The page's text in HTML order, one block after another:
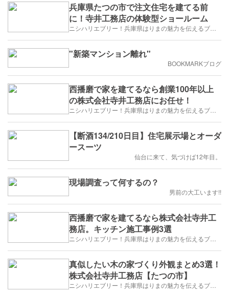
兵庫県たつの市で注文住宅を建てる前
に！寺井工務店の体験型ショールーム
"新築マンション離れ"
BOOKMARKブログ
西播磨で家を建てるなら創業100年以上
の株式会社寺井工務店にお任せ！
【断酒134/210日目】住宅展示場とオーダ
ースーツ
仙台に来て、気づけば12年目。
現場調査って何するの？
男前の大工います!!
西播磨で家を建てるなら株式会社寺井工
務店。キッチン施工事例3選
真似したい木の家づくり外観まとめ3選！
株式会社寺井工務店【たつの市】